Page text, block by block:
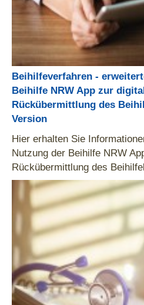
Beihilfeverfahren -
Beihilfe NRW App zur
Rückübermittlung des
Version
Hier erhalten Sie
Nutzung der Beihilfe NRW
Rückübermittlung des